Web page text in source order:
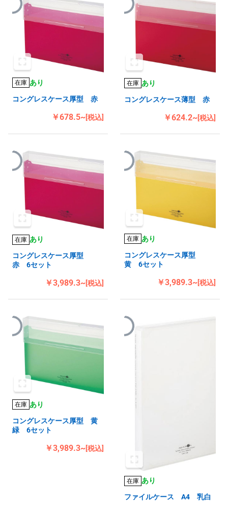
在庫 あり
コングレスケース厚型 赤
￥678.5~[税込]
在庫 あり
コングレスケース薄型 赤
￥624.2~[税込]
在庫 あり
コングレスケース厚型
赤 6セット
￥3,989.3~[税込]
在庫 あり
コングレスケース厚型
黄 6セット
￥3,989.3~[税込]
在庫 あり
コングレスケース厚型 黄
緑 6セット
￥3,989.3~[税込]
在庫 あり
ファイルケース A4 乳白